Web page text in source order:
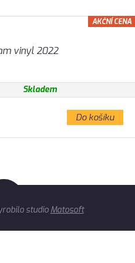
vinyl 2022
Skladem
Do košíku
AKČNÍ CENA
studio Matosoft